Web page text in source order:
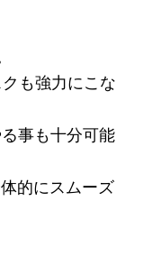
も強力にこな
事も十分可能
的にスムーズ